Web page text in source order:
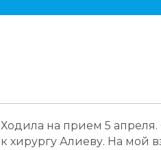
Ходила на прием 5
к хирургу Алиеву. На мой